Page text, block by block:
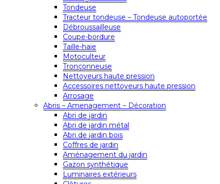
Tondeuse
Tracteur tondeuse – Tondeuse autoportée
Débroussailleuse
Coupe-bordure
Taille-haie
Motoculteur
Tronçonneuse
Nettoyeurs haute pression
Accessoires nettoyeurs haute pression
Arrosage
Abris – Amenagement – Décoration
Abri de jardin
Abri de jardin métal
Abri de jardin bois
Coffres de jardin
Aménagement du jardin
Gazon synthétique
Luminaires extérieurs